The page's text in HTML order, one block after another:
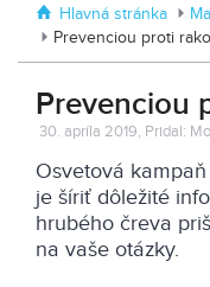
Hlavná stránka
Prevenciou proti
Prevenciou
30. apríla 2019, Pridal:
Osvetová
je šíriť dôležité
hrubého čreva
na vaše otázky.